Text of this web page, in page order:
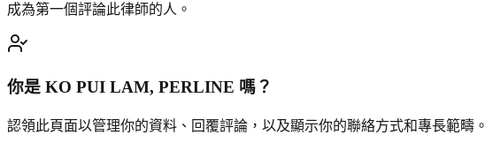
成為第一個評論此律師的人。
你是 KO PUI LAM, PERLINE 嗎？
認領此頁面以管理你的資料、回覆評論，以及顯示你的聯絡方式和專長範疇。